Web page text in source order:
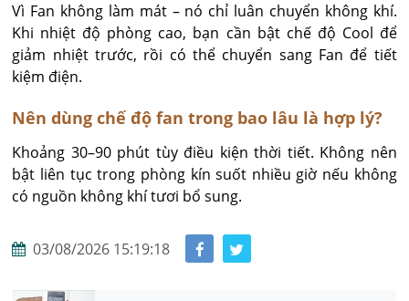
Vì Fan không làm mát – nó chỉ luân chuyển không khí.
Khi nhiệt độ phòng cao, bạn cần bật chế độ Cool để
giảm nhiệt trước, rồi có thể chuyển sang Fan để tiết
kiệm điện.
Nên dùng chế độ fan trong bao lâu là hợp lý?
Khoảng 30–90 phút tùy điều kiện thời tiết. Không nên
bật liên tục trong phòng kín suốt nhiều giờ nếu không
có nguồn không khí tươi bổ sung.
03/08/2026 15:19:18